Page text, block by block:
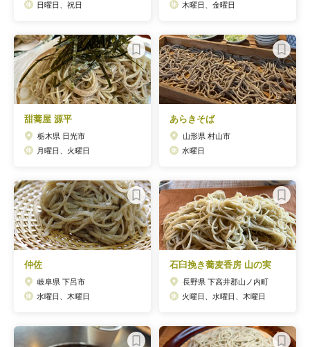
日曜日、祝日
木曜日、金曜日
甜蕎屋 源平
栃木県 日光市
月曜日、火曜日
あらきそば
山形県 村山市
水曜日
仲佐
岐阜県 下呂市
水曜日、木曜日
石臼挽き蕎麦香房 山の実
長野県 下高井郡山ノ内町
火曜日、水曜日、木曜日